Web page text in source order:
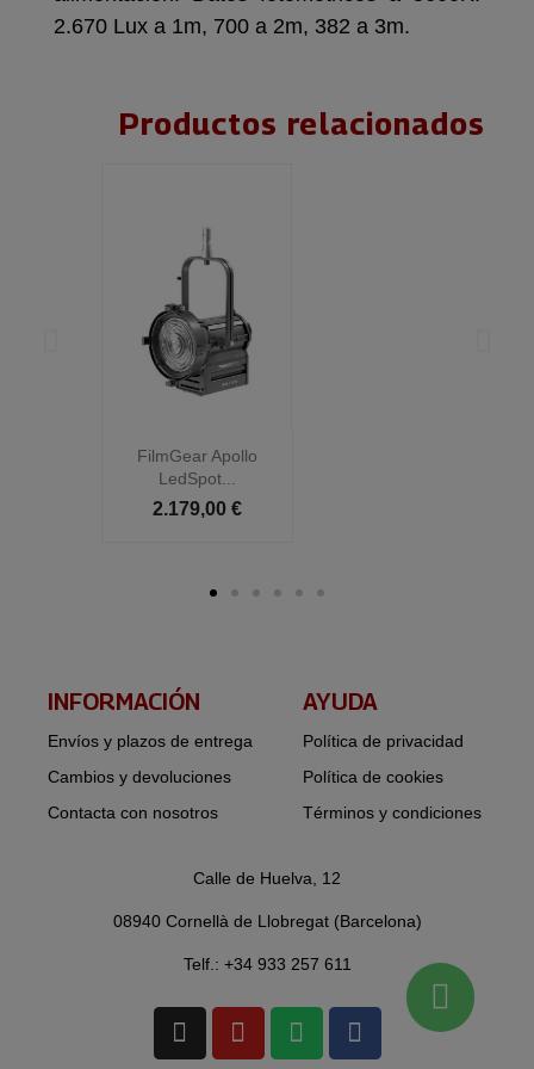
2.670 Lux a 1m, 700 a 2m, 382 a 3m.
Productos relacionados
FilmGear Apollo
LedSpot...
2.179,00 €
INFORMACIÓN​
Envíos y plazos de entrega
Cambios y devoluciones
Contacta con nosotros
AYUDA
Política de privacidad
Política de cookies
Términos y condiciones
Calle de Huelva, 12
08940 Cornellà de Llobregat (Barcelona)
Telf.: +34 933 257 611